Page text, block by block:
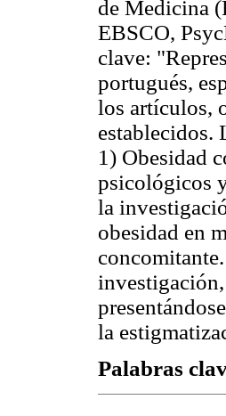
de Medicina
EBSCO,
clave:
portugués,
los artículos,
establecidos.
1) Obesidad
psicológicos
la
obesidad en
la
Palabras